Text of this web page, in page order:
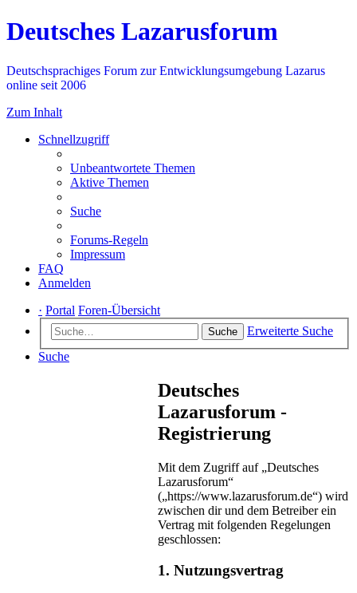
Deutsches Lazarusforum
Deutschsprachiges Forum zur Entwicklungsumgebung Lazarus
online seit 2006
Zum Inhalt
Schnellzugriff
Unbeantwortete Themen
Aktive Themen
Suche
Forums-Regeln
Impressum
FAQ
Anmelden
· Portal Foren-Übersicht
Suche
Erweiterte Suche
Suche
Deutsches
Lazarusforum -
Registrierung
Mit dem Zugriff auf „Deutsches
Lazarusforum“
(„https://www.lazarusforum.de“) wird
zwischen dir und dem Betreiber ein
Vertrag mit folgenden Regelungen
geschlossen:
1. Nutzungsvertrag